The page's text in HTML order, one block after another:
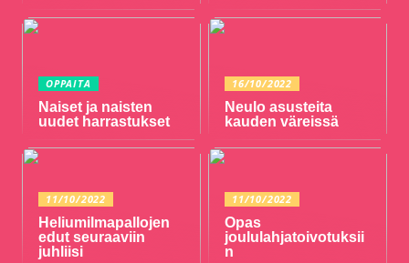
OPPAITA
Naiset ja naisten
uudet harrastukset
16/10/2022
Neulo asusteita
kauden väreissä
11/10/2022
Heliumilmapallojen
edut seuraaviin
juhliisi
11/10/2022
Opas
joululahjatoivotuksii
n